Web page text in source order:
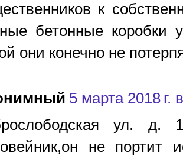
к
бетонные коробки
они конечно не
5 марта 2018 г.
ул. д.
не портит